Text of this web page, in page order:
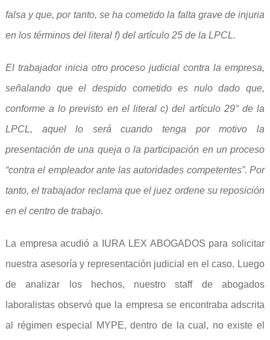
falsa y que, por tanto, se ha cometido la falta grave de injuria
en los términos del literal f) del artículo 25 de la LPCL.
El trabajador inicia otro proceso judicial contra la empresa,
señalando que el despido cometido es nulo dado que,
conforme a lo previsto en el literal c) del artículo 29° de la
LPCL, aquel lo será cuando tenga por motivo la
presentación de una queja o la participación en un proceso
“contra el empleador ante las autoridades competentes”. Por
tanto, el trabajador reclama que el juez ordene su reposición
en el centro de trabajo.
La empresa acudió a IURA LEX ABOGADOS para solicitar
nuestra asesoría y representación judicial en el caso. Luego
de analizar los hechos, nuestro staff de abogados
laboralistas observó que la empresa se encontraba adscrita
al régimen especial MYPE, dentro de la cual, no existe el